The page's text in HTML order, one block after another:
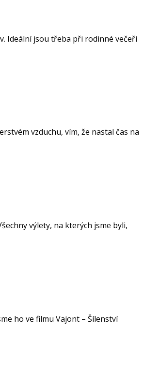
Ideální jsou třeba při rodinné večeři
vzduchu, vím, že nastal čas na
výlety, na kterých jsme byli,
ho ve filmu Vajont – Šílenství